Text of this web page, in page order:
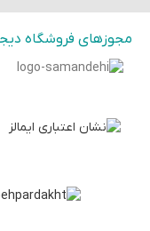
مجوزهای فروشگاه